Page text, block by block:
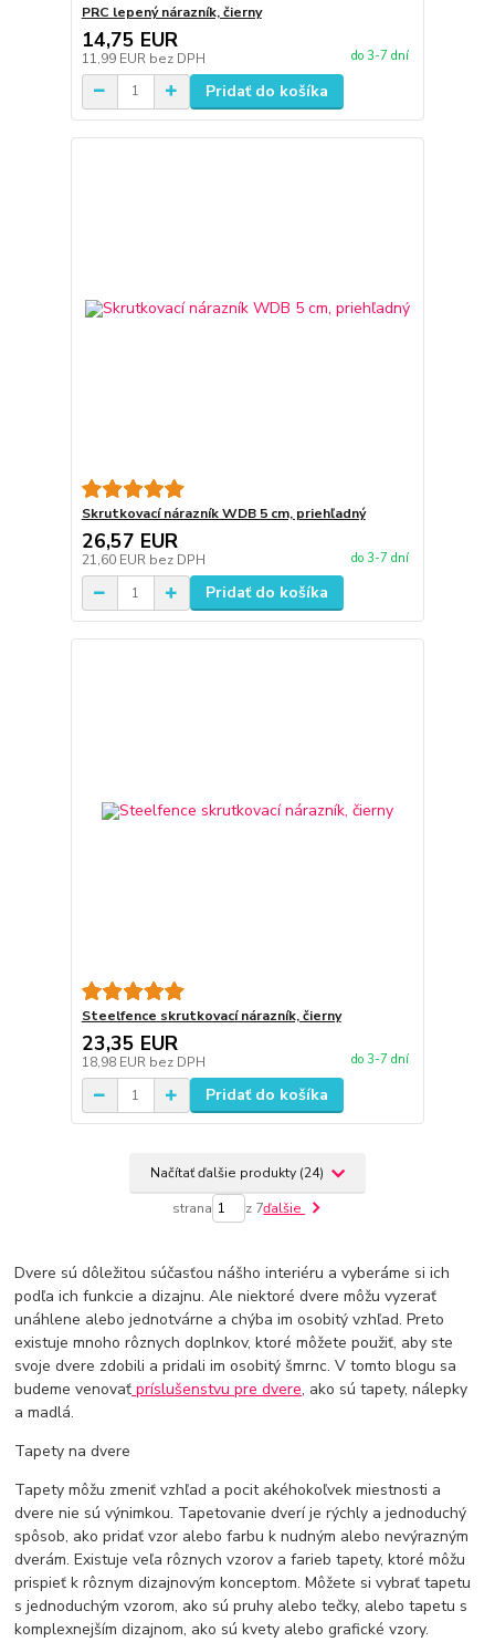
PRC lepený nárazník, čierny
14,75 EUR
11,99 EUR bez DPH do 3-7 dní
Pridať do košíka
Skrutkovací nárazník WDB 5 cm, priehľadný
26,57 EUR
21,60 EUR bez DPH do 3-7 dní
Pridať do košíka
Steelfence skrutkovací nárazník, čierny
23,35 EUR
18,98 EUR bez DPH do 3-7 dní
Pridať do košíka
Načítať ďalšie produkty (24)
strana z 7ďalšie
Dvere sú dôležitou súčasťou nášho interiéru a vyberáme si ich
podľa ich funkcie a dizajnu. Ale niektoré dvere môžu vyzerať
unáhlene alebo jednotvárne a chýba im osobitý vzhľad. Preto
existuje mnoho rôznych doplnkov, ktoré môžete použiť, aby ste
svoje dvere zdobili a pridali im osobitý šmrnc. V tomto blogu sa
budeme venovať príslušenstvu pre dvere, ako sú tapety, nálepky
a madlá.
Tapety na dvere
Tapety môžu zmeniť vzhľad a pocit akéhokoľvek miestnosti a
dvere nie sú výnimkou. Tapetovanie dverí je rýchly a jednoduchý
spôsob, ako pridať vzor alebo farbu k nudným alebo nevýrazným
dverám. Existuje veľa rôznych vzorov a farieb tapety, ktoré môžu
prispieť k rôznym dizajnovým konceptom. Môžete si vybrať tapetu
s jednoduchým vzorom, ako sú pruhy alebo tečky, alebo tapetu s
komplexnejším dizajnom, ako sú kvety alebo grafické vzory.